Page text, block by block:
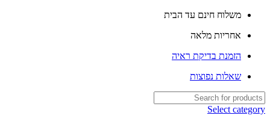
מַעֲרֶכֶת
בִּקְלִיק
הַמְּסַיַּעַת
לִנְגִישׁוּת
הָאֲתָר.
משלוח חינם עד הבית
אחריות מלאה
הזמנת בדיקת ראיה
שאלות נפוצות
Select category